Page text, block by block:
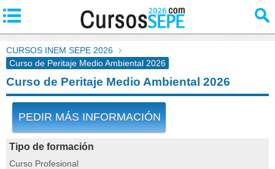
CURSOS INEM SEPE 2026
Curso de Peritaje Medio Ambiental 2026
Curso de Peritaje Medio Ambiental 2026
PEDIR MÁS INFORMACIÓN
Tipo de formación
Curso Profesional